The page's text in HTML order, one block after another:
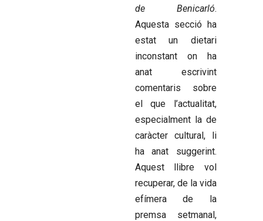
de Benicarló.
Aquesta secció ha
estat un dietari
inconstant on ha
anat escrivint
comentaris sobre
el que l’actualitat,
especialment la de
caràcter cultural, li
ha anat suggerint.
Aquest llibre vol
recuperar, de la vida
efímera de la
premsa setmanal,